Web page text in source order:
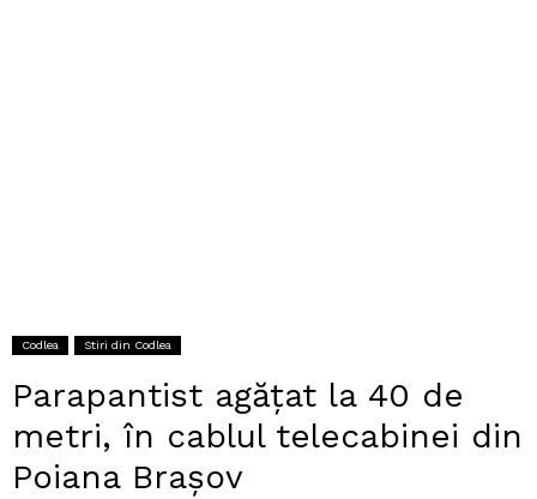
Codlea Stiri din Codlea
Parapantist agățat la 40 de
metri, în cablul telecabinei din
Poiana Brașov